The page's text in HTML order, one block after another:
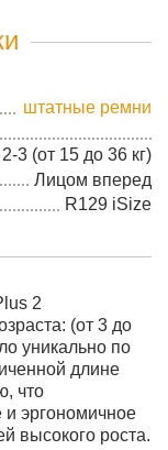
штатные ремни
3 (от 15 до 36 кг)
Лицом вперед
R129 iSize
2
(от 3 до
уникально по
длине
что
эргономичное
высокого роста.